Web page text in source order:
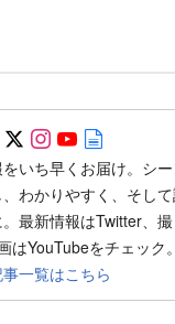
Follow on SNS
Follow on SNS
Follow on
いち早くお届け。シ
わかりやすく、そし
最新情報はTwitter、
YouTubeをチェック。
一覧はこちら